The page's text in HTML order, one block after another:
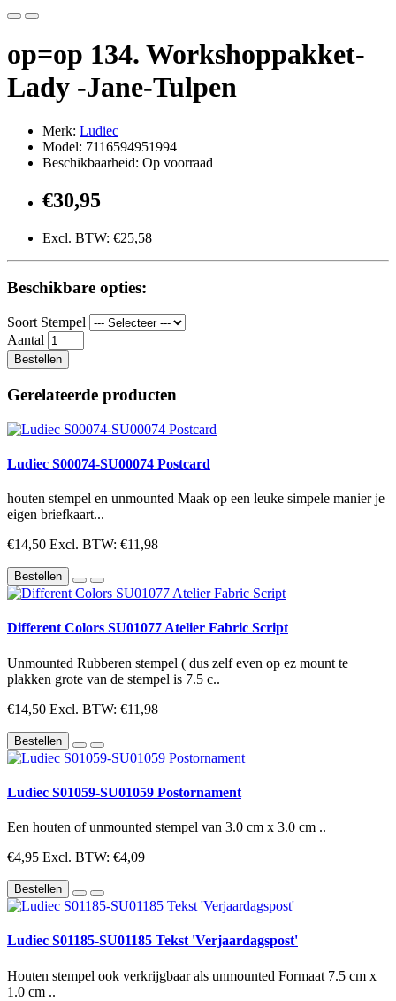
op=op 134. Workshoppakket-
Lady -Jane-Tulpen
Merk: Ludiec
Model: 7116594951994
Beschikbaarheid: Op voorraad
€30,95
Excl. BTW: €25,58
Beschikbare opties:
Soort Stempel
Aantal
Bestellen
Gerelateerde producten
Ludiec S00074-SU00074 Postcard
houten stempel en unmounted Maak op een leuke simpele manier je
eigen briefkaart...
€14,50 Excl. BTW: €11,98
Bestellen
Different Colors SU01077 Atelier Fabric Script
Unmounted Rubberen stempel ( dus zelf even op ez mount te
plakken grote van de stempel is 7.5 c..
€14,50 Excl. BTW: €11,98
Bestellen
Ludiec S01059-SU01059 Postornament
Een houten of unmounted stempel van 3.0 cm x 3.0 cm ..
€4,95 Excl. BTW: €4,09
Bestellen
Ludiec S01185-SU01185 Tekst 'Verjaardagspost'
Houten stempel ook verkrijgbaar als unmounted Formaat 7.5 cm x
1.0 cm ..